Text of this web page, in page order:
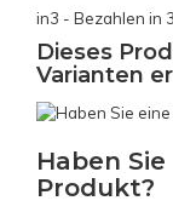
in3 - Bezahlen in
Dieses
Varianten
Haben
Produkt?